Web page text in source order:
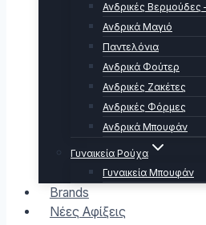
Ανδρικές Βερμούδες
Ανδρικά Μαγιό
Παντελόνια
Ανδρικά Φούτερ
Ανδρικές Ζακέτες
Ανδρικές Φόρμες
Ανδρικά Μπουφάν
Γυναικεία Ρούχα
Γυναικεία Μπουφάν
Brands
Νέες Αφίξεις